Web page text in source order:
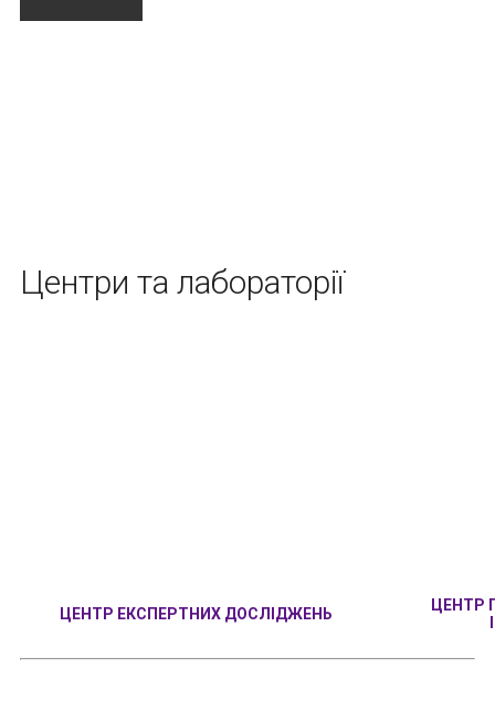
Центри та лабораторії
ЦЕНТР ЕКСПЕРТНИХ ДОСЛІДЖЕНЬ
ЦЕНТР